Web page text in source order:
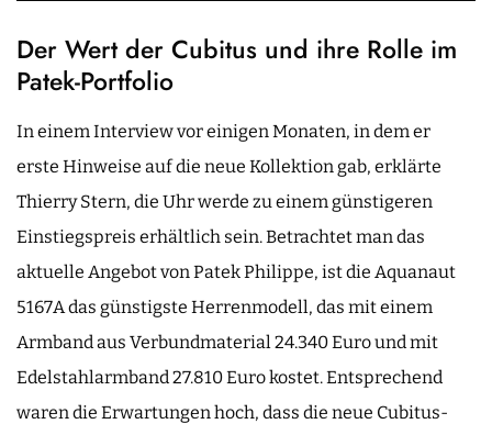
Der Wert der Cubitus und ihre Rolle im
Patek-Portfolio
In einem Interview vor einigen Monaten, in dem er
erste Hinweise auf die neue Kollektion gab, erklärte
Thierry Stern, die Uhr werde zu einem günstigeren
Einstiegspreis erhältlich sein. Betrachtet man das
aktuelle Angebot von Patek Philippe, ist die Aquanaut
5167A das günstigste Herrenmodell, das mit einem
Armband aus Verbundmaterial 24.340 Euro und mit
Edelstahlarmband 27.810 Euro kostet. Entsprechend
waren die Erwartungen hoch, dass die neue Cubitus-